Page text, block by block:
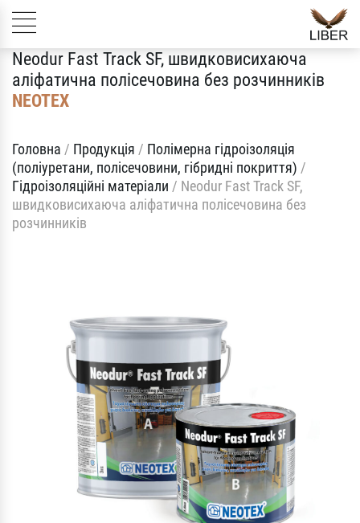
Neodur Fast Track SF, швидковисихаюча
аліфатична полісечовина без розчинників
NEOTEX
Головна / Продукція / Полімерна гідроізоляція
(поліуретани, полісечовини, гібридні покриття) /
Гідроізоляційні матеріали / Neodur Fast Track SF,
швидковисихаюча аліфатична полісечовина без
розчинників